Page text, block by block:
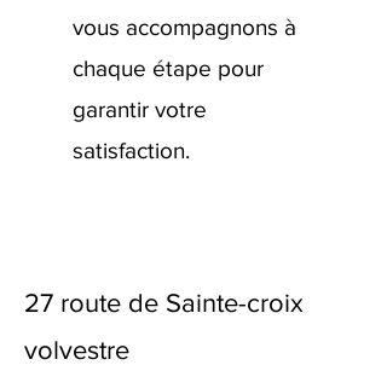
vous accompagnons à
chaque étape pour
garantir votre
satisfaction.
27 route de Sainte-croix
volvestre